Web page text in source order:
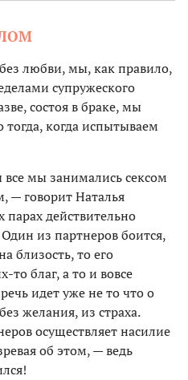
любви, мы, как правило,
супружеского
состоя в браке, мы
тогда, когда испытываем
мы занимались сексом
— говорит Наталья
действительно
из партнеров боится,
близость, то его
то благ, а то и вовсе
идет уже не то что о
желания, из страха.
осуществляет насилие
об этом, — ведь